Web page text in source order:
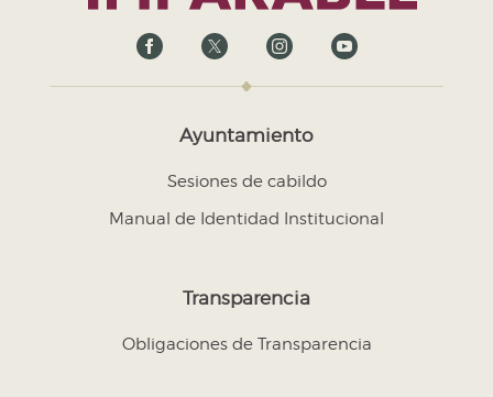
Ayuntamiento
Sesiones de cabildo
Manual de Identidad Institucional
Transparencia
Obligaciones de Transparencia